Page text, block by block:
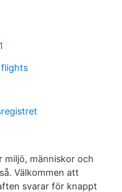
miljö, människor och
Välkommen att
svarar för knappt